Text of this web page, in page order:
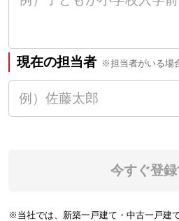
現在の担当者 ※担当者がいる場
今すぐ登録
※当社では、新築一戸建て・中古一戸建